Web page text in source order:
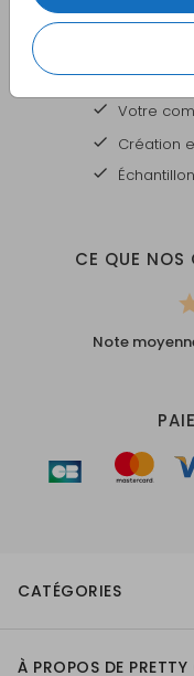
DES CARTES À
Votre
Création
CE QUE NOS
Note
CATÉGORIES
À PROPOS DE